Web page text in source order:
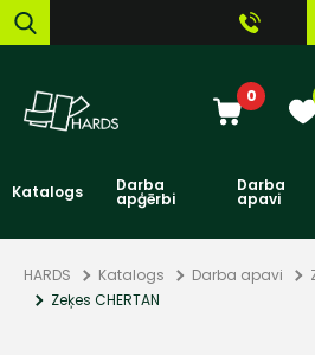
0
Katalogs Darba
apģērbi
Darba
apavi
HARDS Katalogs Darba apavi
Zeķes CHERTAN